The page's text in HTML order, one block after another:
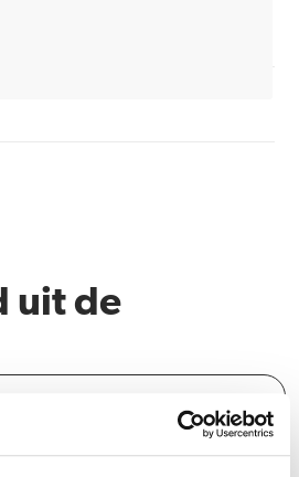
uit de
De emoties lopen hoog